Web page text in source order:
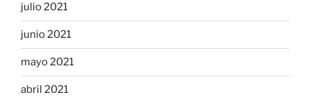
julio 2021
junio 2021
mayo 2021
abril 2021